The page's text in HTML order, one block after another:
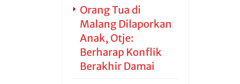
Orang Tua di
Malang Dilaporkan
Anak, Otje:
Berharap Konflik
Berakhir Damai